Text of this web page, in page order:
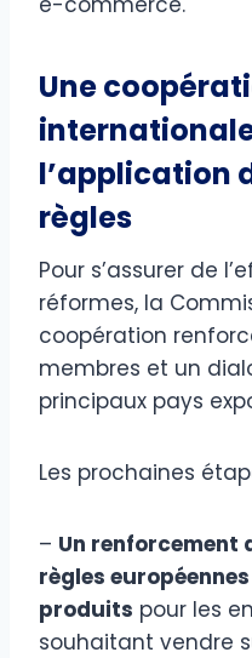
Une
l’application
règles
Pour s’assurer de
réformes, la
coopération
membres et un
principaux pays
Les prochaines
– Un renforcement
règles
produits pour les
souhaitant vendre